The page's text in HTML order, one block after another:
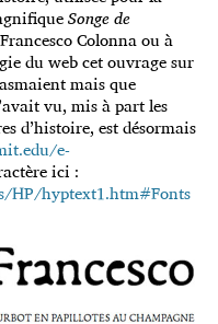
Songe de
Colonna ou à
du web cet ouvrage sur
mais que
vu, mis à part les
d’histoire, est désormais
e-
ici :
HP/hyptext1.htm#Fonts